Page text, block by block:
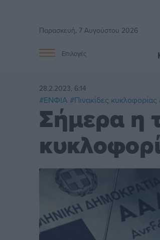
Παρασκευή, 7 Αυγούστου 2026
Επιλογές
28.2.2023, 6:14
#ΕΝΦΙΑ #Πινακίδες κυκλοφορίας
Σήμερα η